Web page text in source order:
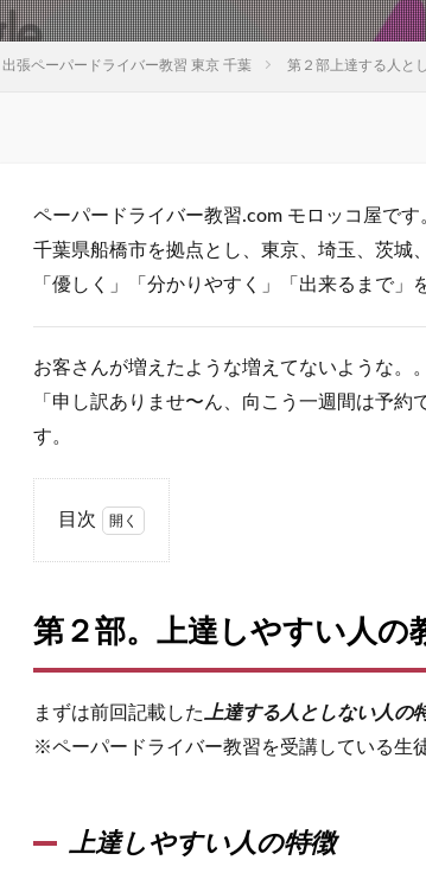
出張ペーパードライバー教習 東京 千葉 第２部上達する人と
ペーパードライバー教習.com モロッコ屋です
千葉県船橋市を拠点とし、東京、埼玉、茨城
「優しく」「分かりやすく」「出来るまで」
お客さんが増えたような増えてないような。。
「申し訳ありませ〜ん、向こう一週間は予
す。
目次
上達
人の
の差
しや
第２部。上達しやすい人の
まずは前回記載した 上達する人としない人の
※ペーパードライバー教習を受講している生
上達しやすい人の特徴